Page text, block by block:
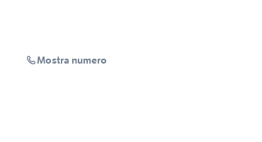
Mostra numero